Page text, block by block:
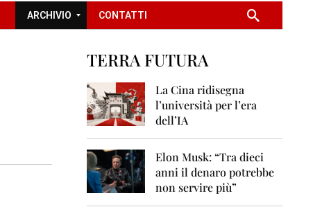
ARCHIVIO CONTATTI
TERRA FUTURA
La Cina ridisegna
l’università per l’era
dell’IA
Elon Musk: “Tra dieci
anni il denaro potrebbe
non servire più”